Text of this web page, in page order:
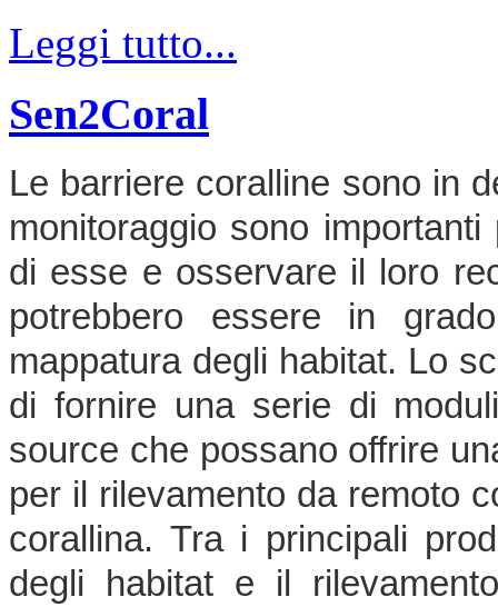
Leggi tutto...
Sen2Coral
Le barriere coralline sono in
monitoraggio sono
di esse e osservare il loro
potrebbero essere in
mappatura degli habitat. Lo
di fornire una serie di
source che possano offrire
per il rilevamento da remoto
corallina. Tra i principali
degli habitat e il